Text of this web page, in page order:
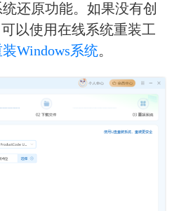
还原功能。如果没有创
以使用在线系统重装工
Windows系统。